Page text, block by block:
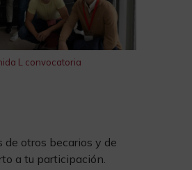
L convocatoria
de otros becarios y de
a tu participación.